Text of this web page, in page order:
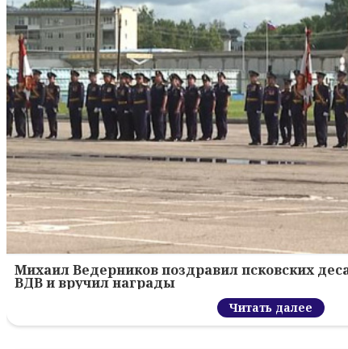
Михаил Ведерников поздравил псковских
ВДВ и вручил награды
Читать далее